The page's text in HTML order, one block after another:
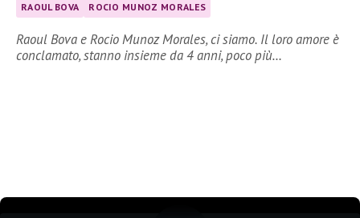
RAOUL BOVA ROCIO MUNOZ MORALES
Raoul Bova e Rocio Munoz Morales, ci siamo. Il loro amore è
conclamato, stanno insieme da 4 anni, poco più…